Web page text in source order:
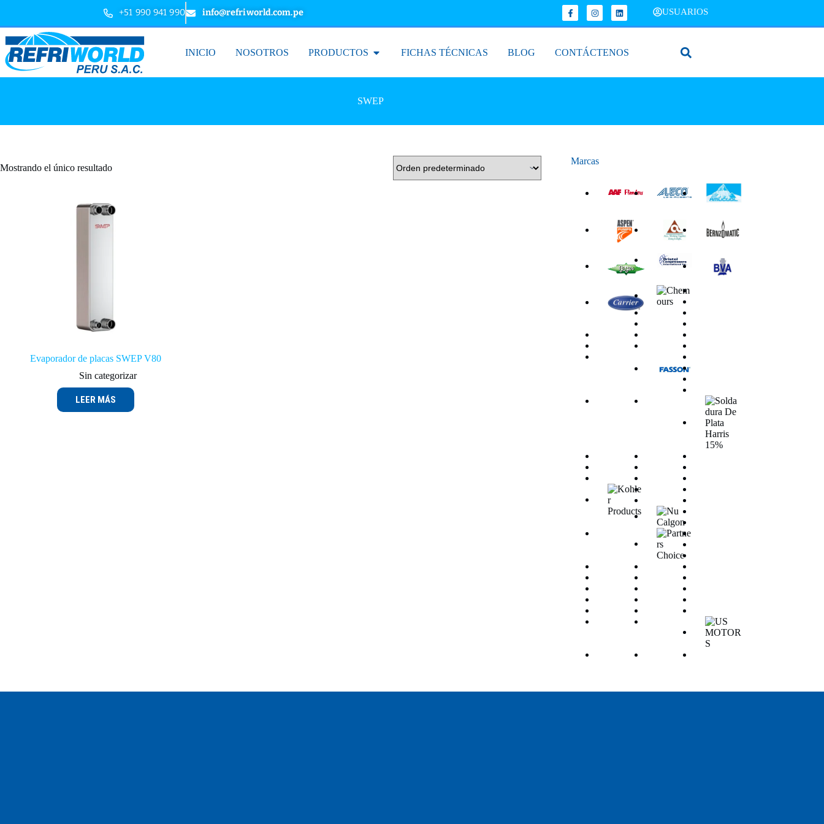
+51 990 941 990 info@refriworld.com.pe USUARIOS
INICIO NOSOTROS PRODUCTOS FICHAS TÉCNICAS BLOG CONTÁCTENOS
SWEP
Mostrando el único resultado
Evaporador de placas SWEP V80
Sin categorizar
LEER MÁS
Marcas